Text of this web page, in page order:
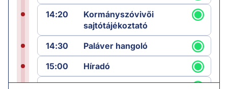
14:20
Kormányszóvivői
sajtótájékoztató
14:30
Paláver hangoló
15:00
Híradó